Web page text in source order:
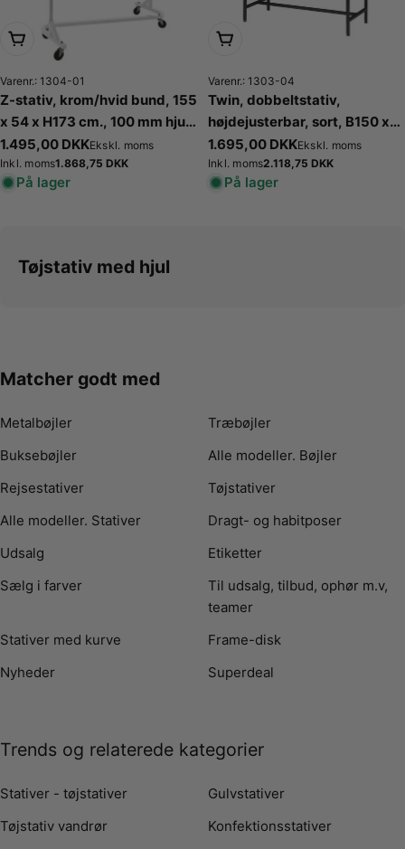
Læg i kurv
Varenr.: 1304-01
Z-stativ, krom/hvid bund, 155
x 54 x H173 cm., 100 mm hjul i
hård plast
Normalpris
1.495,00 DKKEkskl. moms
Inkl. momsNormalpris
1.868,75 DKK
På lager
Læg i kurv
Varenr.: 1303-04
Twin, dobbeltstativ,
højdejusterbar, sort, B150 x
H122-170 cm
Normalpris
1.695,00 DKKEkskl. moms
Inkl. momsNormalpris
2.118,75 DKK
På lager
Tøjstativ med hjul
Matcher godt med
Metalbøjler
Træbøjler
Buksebøjler
Alle modeller. Bøjler
Rejsestativer
Tøjstativer
Alle modeller. Stativer
Dragt- og habitposer
Udsalg
Etiketter
Sælg i farver
Til udsalg, tilbud, ophør m.v,
teamer
Stativer med kurve
Frame-disk
Nyheder
Superdeal
Trends og relaterede kategorier
Stativer - tøjstativer
Gulvstativer
Tøjstativ vandrør
Konfektionsstativer